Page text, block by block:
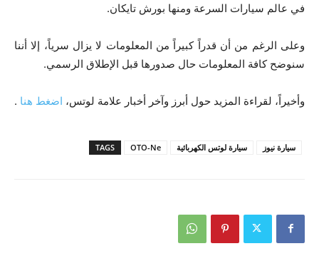
في عالم سيارات السرعة ومنها بورش تايكان.
وعلى الرغم من أن قدراً كبيراً من المعلومات لا يزال سرياً، إلا أننا
سنوضح كافة المعلومات حال صدورها قبل الإطلاق الرسمي.
وأخيراً، لقراءة المزيد حول أبرز وآخر أخبار علامة لوتس، اضغط هنا .
TAGS OTO-Ne سيارة لوتس الكهربائية سيارة نيوز